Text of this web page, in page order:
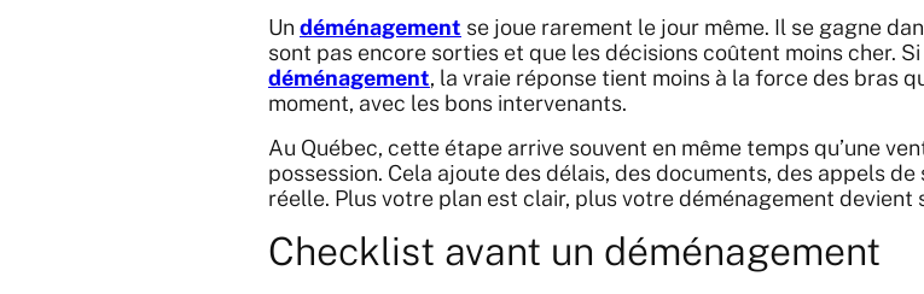
Un déménagement se joue rarement le jour même. Il se gagne
sont pas encore sorties et que les décisions coûtent moins cher.
déménagement, la vraie réponse tient moins à la force des bras
moment, avec les bons intervenants.
Au Québec, cette étape arrive souvent en même temps qu’une
possession. Cela ajoute des délais, des documents, des appels
réelle. Plus votre plan est clair, plus votre déménagement devient
Checklist avant un déménagement